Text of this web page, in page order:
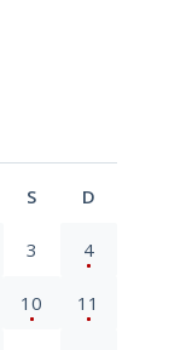
S D
3 4
10 11